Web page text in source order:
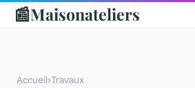
📰Maisonateliers
Accueil›Travaux